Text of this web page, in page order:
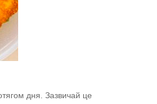
дня. Зазвичай це